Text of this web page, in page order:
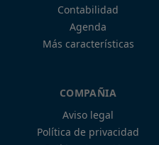
Contabilidad
Agenda
Más características
COMPAÑIA
Aviso legal
Política de privacidad